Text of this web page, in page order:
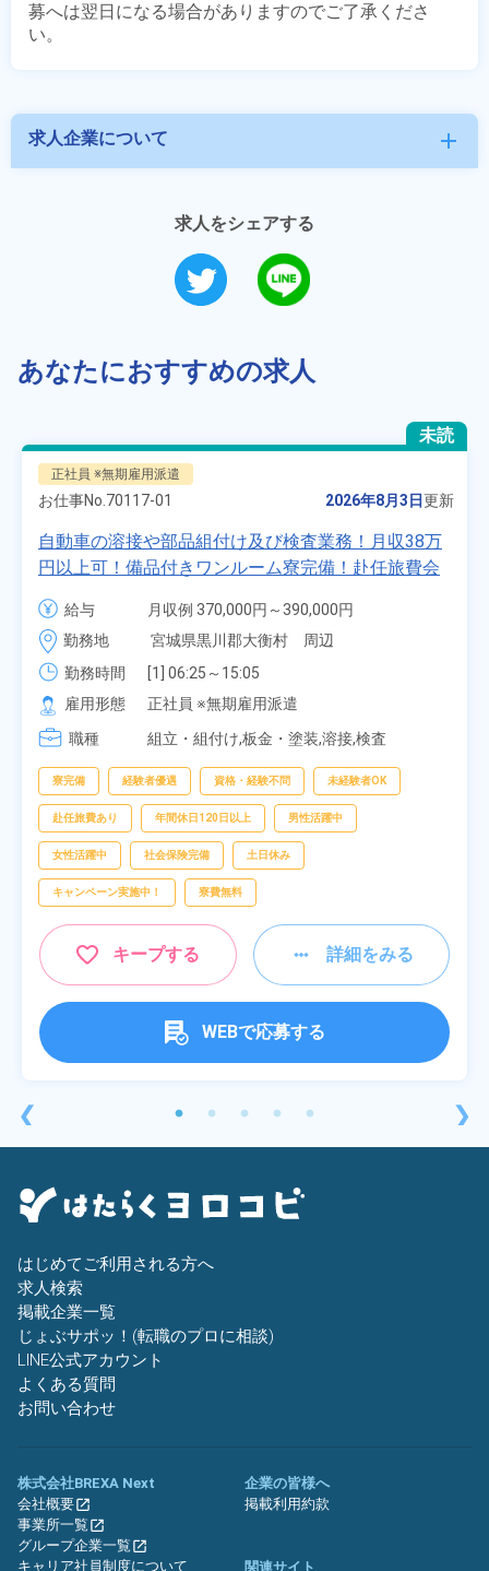
募へは翌日になる場合がありますのでご了承くださ
求人企業について add
求人をシェアする
あなたにおすすめの求人
❮
未読
正社員 ※無期雇用派遣
お仕事No. 70117-01 2026年8月3日更新
自動車の溶接や部品組付け及び検査業務！月収38万
円以上可！備品付きワンルーム寮完備！赴任旅費会
社負担★人気の土日休み！昇給＆業績賞与あり！
車・バイク通勤可！無料駐車場あり！カップルでの
応募OK★《宮城県大衡村》
給与
月収例 370,000円～390,000円
時給 1,700円～1,700円
勤務地
宮城県黒川郡大衡村　周辺
勤務時間
[1] 06:25～15:05
[2] 16:00～00:40
[3] 16:30～01:10
[4] 08:00～16:40
雇用形態
正社員 ※無期雇用派遣
職種
組立・組付け,板金・塗装,溶接,検査
寮完備 経験者優遇 資格・経験不問 未経験者OK
赴任旅費あり 年間休日120日以上 男性活躍中
女性活躍中 社会保険完備 土日休み
キャンペーン実施中！ 寮費無料
キープする 詳細をみる
WEBで応募する
❯
はじめてご利用される方へ
求人検索
掲載企業一覧
じょぶサポッ！(転職のプロに相談)
LINE公式アカウント
よくある質問
お問い合わせ
株式会社BREXA Next
会社概要
事業所一覧
グループ企業一覧
キャリア社員制度について
企業の皆様へ
掲載利用約款
関連サイト